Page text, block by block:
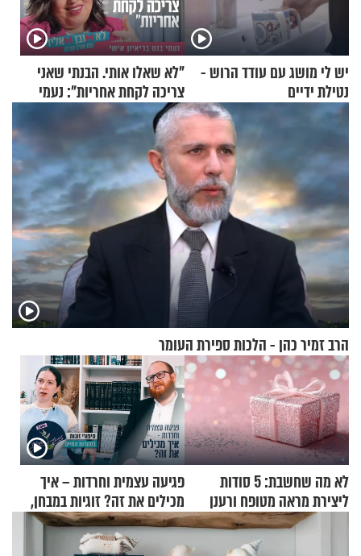
יש לי מושג עם עודד הרוש -
נטילת ידיים
"לא שאלו אותי. הבנתי שאני
צריכה לקחת אחריות": נעמי
בנט בריאיון אישי
הרב זמיר כהן - הלכות ספירת העומר
לא מה שחשבת: 5 סודות
ליצירת מראה מטופח ורענן
פגיעה עצמית וחרדות – איך
מכילים את זה? זוגיות במבחן,
הפעם עם יהודית ואלתר כהן